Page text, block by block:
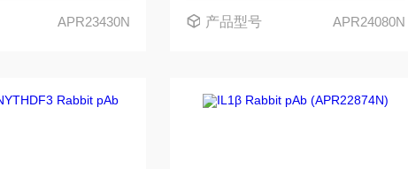
APR23430N 产品型号 APR24080N